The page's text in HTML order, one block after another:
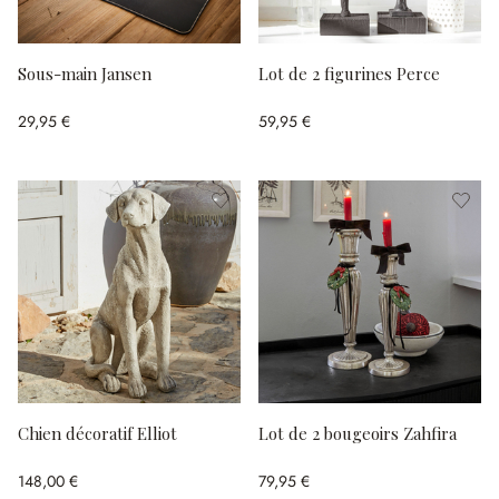
Sous-main Jansen
29,95 €
Lot de 2 figurines Perce
59,95 €
Chien décoratif Elliot
148,00 €
Lot de 2 bougeoirs Zahfira
79,95 €